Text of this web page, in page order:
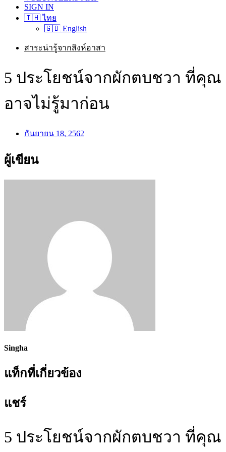
SIGN IN
🇹🇭 ไทย
🇬🇧 English
สาระน่ารู้จากสิงห์อาสา
5 ประโยชน์จากผักตบชวา ที่คุณ
อาจไม่รู้มาก่อน
กันยายน 18, 2562
ผู้เขียน
Singha
แท็กที่เกี่ยวข้อง
แชร์
5 ประโยชน์จากผักตบชวา ที่คุณ